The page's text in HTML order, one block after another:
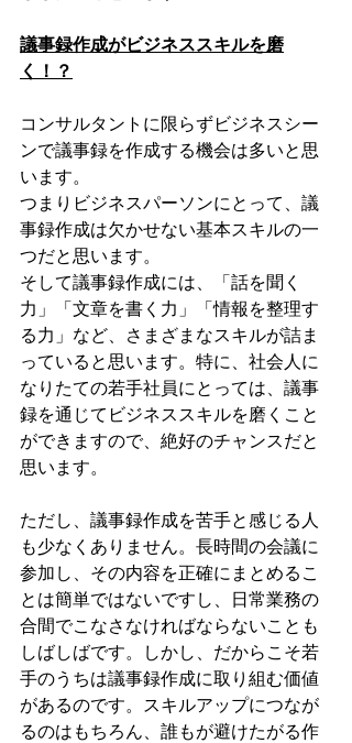
議事録作成がビジネススキルを磨
く！？
コンサルタントに限らずビジネスシー
ンで議事録を作成する機会は多いと思
います。
つまりビジネスパーソンにとって、議
事録作成は欠かせない基本スキルの一
つだと思います。
そして議事録作成には、「話を聞く
力」「文章を書く力」「情報を整理す
る力」など、さまざまなスキルが詰ま
っていると思います。特に、社会人に
なりたての若手社員にとっては、議事
録を通じてビジネススキルを磨くこと
ができますので、絶好のチャンスだと
思います。
ただし、議事録作成を苦手と感じる人
も少なくありません。長時間の会議に
参加し、その内容を正確にまとめるこ
とは簡単ではないですし、日常業務の
合間でこなさなければならないことも
しばしばです。しかし、だからこそ若
手のうちは議事録作成に取り組む価値
があるのです。スキルアップにつなが
るのはもちろん、誰もが避けたがる作